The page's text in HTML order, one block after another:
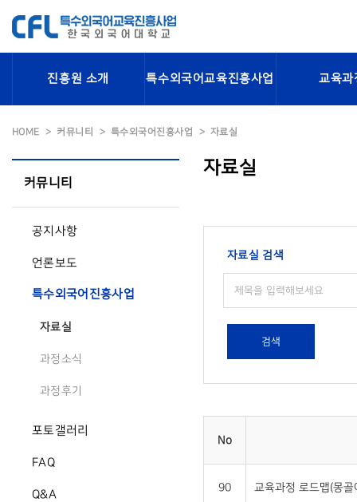
진흥원 소개 특수외국어교육진흥사업 교육과
HOME 커뮤니티 특수외국어진흥사업 자료실
커뮤니티
공지사항
언론보도
특수외국어진흥사업
자료실
과정소식
과정후기
포토갤러리
FAQ
Q&A
자료실
자료실 검색
검색
No
90 교육과정 로드맵(몽골